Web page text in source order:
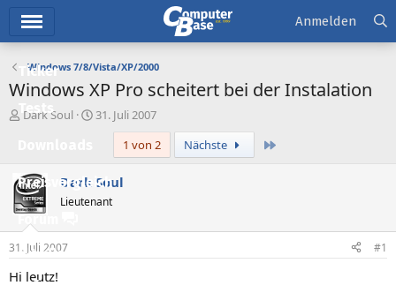
Ticker
Tests
Preisvergleich
Forum
Aktuelles
Empfohlene Inhalte
Anmelden
Windows 7/8/Vista/XP/2000
Windows XP Pro scheitert bei der Instalation
E
e
l
l
e
Dark Soul
E
e
l
m
31. Juli 2007
1 von 2
Nächste
Dark Soul
Lieutenant
31. Juli 2007 #1
Hi leutz!